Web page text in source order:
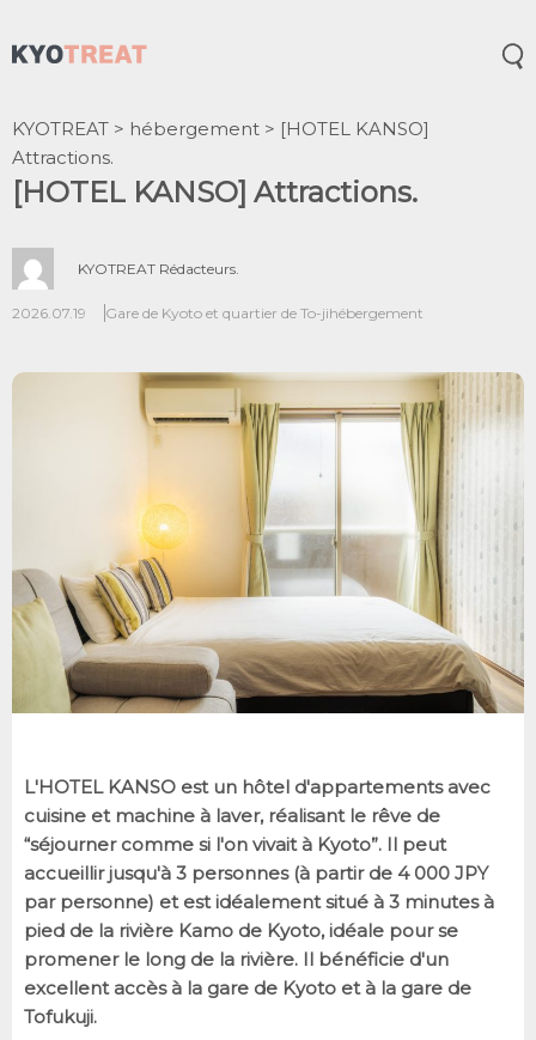
KYOTREAT > hébergement > [HOTEL KANSO]
Attractions.
[HOTEL KANSO] Attractions.
KYOTREAT Rédacteurs.
2026.07.19 Gare de Kyoto et quartier de To-jihébergement
L'HOTEL KANSO est un hôtel d'appartements avec
cuisine et machine à laver, réalisant le rêve de
“séjourner comme si l'on vivait à Kyoto”. Il peut
accueillir jusqu'à 3 personnes (à partir de 4 000 JPY
par personne) et est idéalement situé à 3 minutes à
pied de la rivière Kamo de Kyoto, idéale pour se
promener le long de la rivière. Il bénéficie d'un
excellent accès à la gare de Kyoto et à la gare de
Tofukuji.